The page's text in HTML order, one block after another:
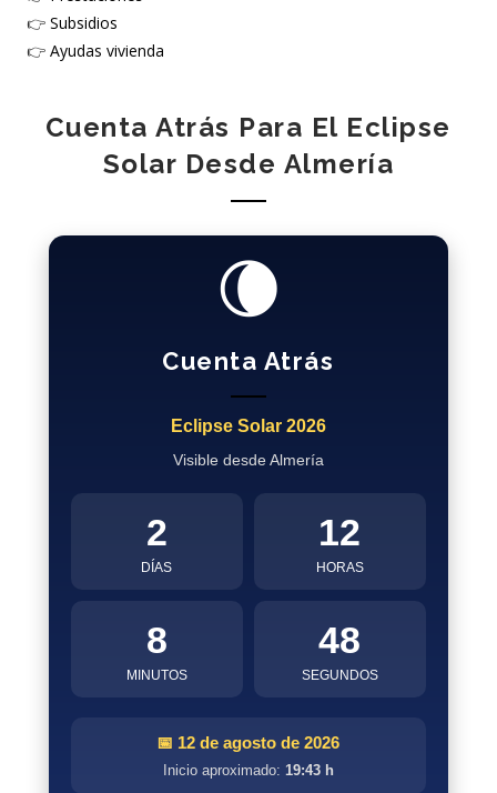
👉 Subsidios
👉 Ayudas vivienda
Cuenta Atrás Para El Eclipse
Solar Desde Almería
🌘
Cuenta Atrás
Eclipse Solar 2026
Visible desde Almería
2
DÍAS
12
HORAS
8
MINUTOS
47
SEGUNDOS
📅 12 de agosto de 2026
Inicio aproximado: 19:43 h